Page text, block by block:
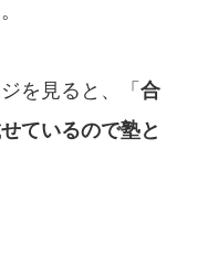
を見ると、「 合
ているので塾と